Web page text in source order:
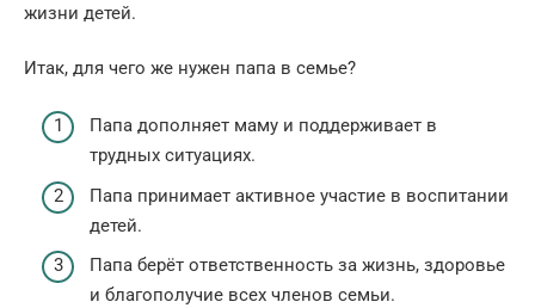
жизни детей.
Итак, для чего же нужен папа в семье?
Папа дополняет маму и поддерживает в
трудных ситуациях.
Папа принимает активное участие в воспитании
детей.
Папа берёт ответственность за жизнь, здоровье
и благополучие всех членов семьи.